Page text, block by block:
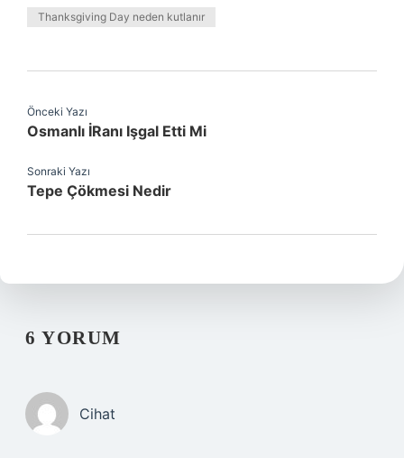
Thanksgiving Day neden kutlanır
Önceki Yazı
Osmanlı İRanı Işgal Etti Mi
Sonraki Yazı
Tepe Çökmesi Nedir
6 YORUM
Cihat